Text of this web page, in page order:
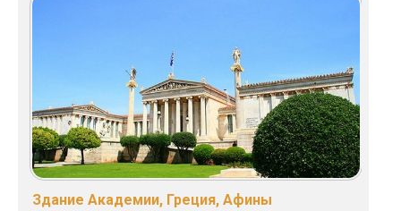
Здание Академии, Греция, Афины